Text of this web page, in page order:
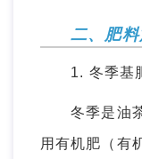
二、肥
1. 冬季基肥
冬季是油茶
用有机肥（有